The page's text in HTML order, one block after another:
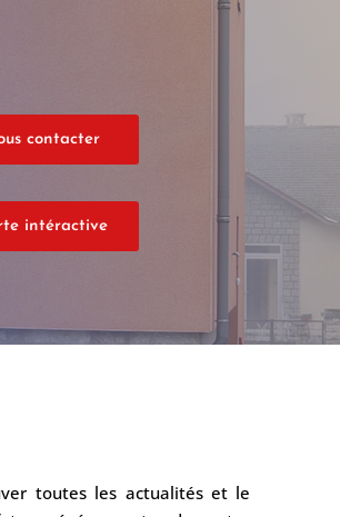
contacter
intéractive
toutes les actualités et le